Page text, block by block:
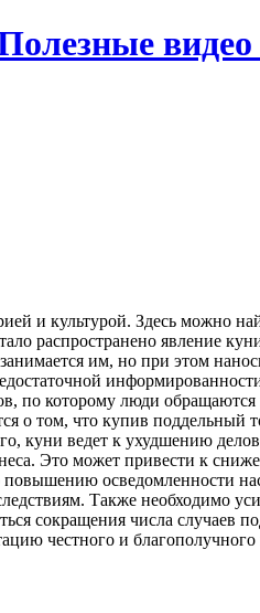
видео
и культурой. Здесь можно
распространено явление
им, но при этом
по которому люди
о том, что купив поддельный
куни ведет к ухудшению
Это может привести к
осведомленности
Также необходимо
сокращения числа
честного и